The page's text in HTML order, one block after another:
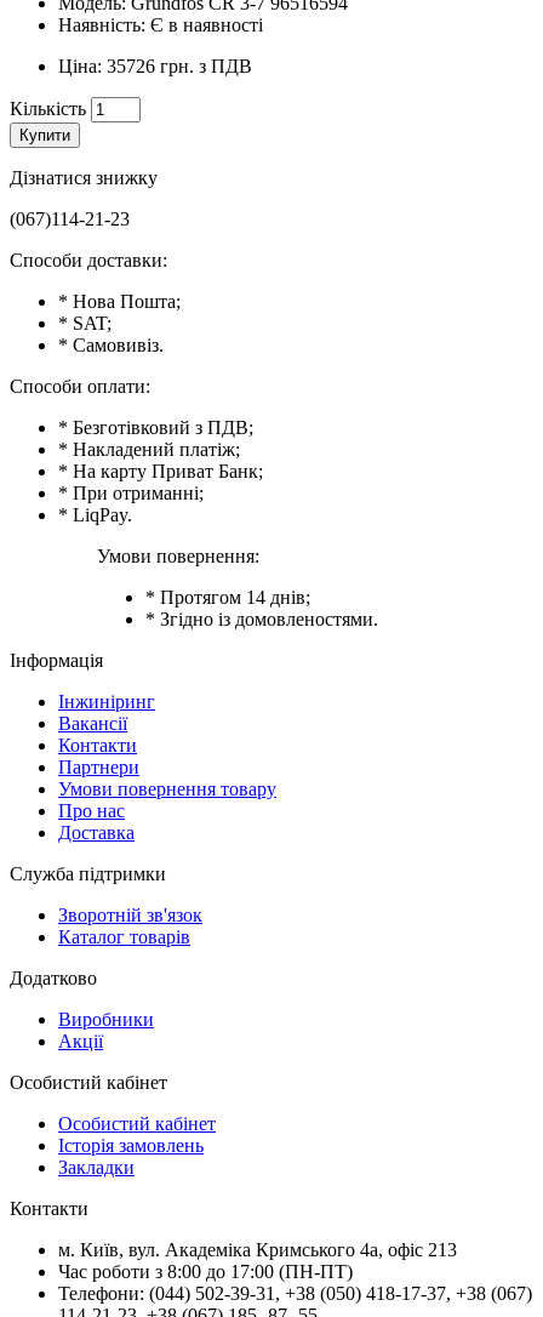
Наявність: Є в наявності
Ціна: 35726 грн. з ПДВ
Кількість
Купити
Дізнатися знижку
(067)114-21-23
Способи доставки:
* Нова Пошта;
* SAT;
* Самовивіз.
Способи оплати:
* Безготівковий з ПДВ;
* Накладений платіж;
* На карту Приват Банк;
* При отриманні;
* LiqPay.
Умови повернення:
* Протягом 14 днів;
* Згідно із домовленостями.
Інформація
Інжиніринг
Вакансії
Контакти
Партнери
Умови повернення товару
Про нас
Доставка
Служба підтримки
Зворотній зв'язок
Каталог товарів
Додатково
Виробники
Акції
Особистий кабінет
Особистий кабінет
Історія замовлень
Закладки
Контакти
м. Київ, вул. Академіка Кримського 4а, офіс 213
Час роботи з 8:00 до 17:00 (ПН-ПТ)
Телефони: (044) 502-39-31 , +38 (050) 418-17-37, +38 (067)